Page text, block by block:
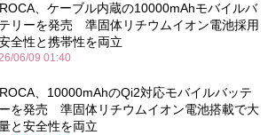
、ケーブル内蔵の10000mAhモバイルバ
リーを発売 準固体リチウムイオン電池採用
全性と携帯性を両立
06/09 01:40
、10000mAhのQi2対応モバイルバッテ
を発売 準固体リチウムイオン電池搭載で大
と安全性を両立